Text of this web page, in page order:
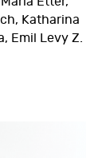
Katharina
Emil Levy Z.